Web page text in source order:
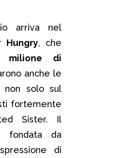
arriva nel
Hungry, che
milione di
anche le
non solo sul
fortemente
Sister. Il
fondata da
di